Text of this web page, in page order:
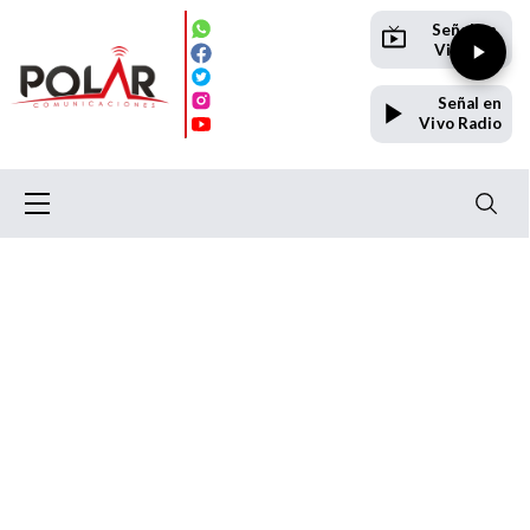
Señal en
Vivo TV
Señal en
Vivo Radio